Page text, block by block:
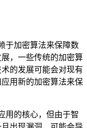
于加密算法来保障数
，一些传统的加密算
的发展可能会对现有
用新的加密算法来保
用的核心，但由于智